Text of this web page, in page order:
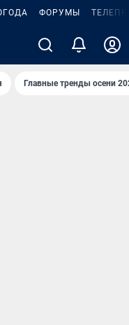
ФОРУМЫ
Главные тренды осени